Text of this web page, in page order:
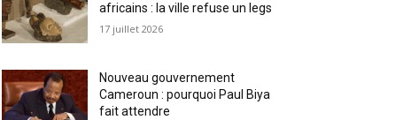
africains : la ville refuse un legs
17 juillet 2026
Nouveau gouvernement
Cameroun : pourquoi Paul Biya
fait attendre